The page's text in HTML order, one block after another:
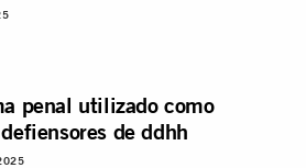
penal utilizado como
de ddhh